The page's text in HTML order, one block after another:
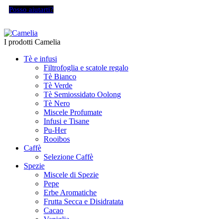
Posso aiutarti?
I prodotti Camelia
Tè e infusi
Filtrofoglia e scatole regalo
Tè Bianco
Tè Verde
Tè Semiossidato Oolong
Tè Nero
Miscele Profumate
Infusi e Tisane
Pu-Her
Rooibos
Caffè
Selezione Caffè
Spezie
Miscele di Spezie
Pepe
Erbe Aromatiche
Frutta Secca e Disidratata
Cacao